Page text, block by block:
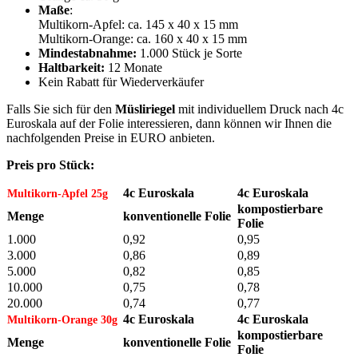
Maße:
Multikorn-Apfel: ca. 145 x 40 x 15 mm
Multikorn-Orange: ca. 160 x 40 x 15 mm
Mindestabnahme: 1.000 Stück je Sorte
Haltbarkeit: 12 Monate
Kein Rabatt für Wiederverkäufer
Falls Sie sich für den Müsliriegel mit individuellem Druck nach 4c
Euroskala auf der Folie interessieren, dann können wir Ihnen die
nachfolgenden Preise in EURO anbieten.
Preis pro Stück:
Multikorn-Apfel 25g 4c Euroskala
4c Euroskala
Menge
konventionelle Folie
kompostierbare
Folie
1.000
0,92
0,95
3.000
0,86
0,89
5.000
0,82
0,85
10.000
0,75
0,78
20.000
0,74 0,77
Multikorn-Orange 30g 4c Euroskala
4c Euroskala
Menge
konventionelle Folie
kompostierbare
Folie